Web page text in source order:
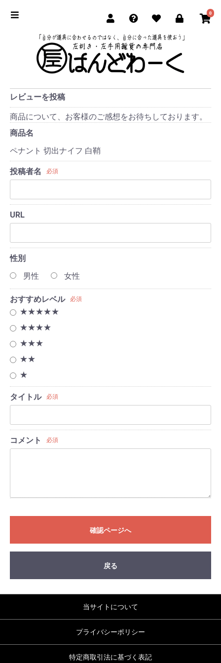
0
レビューを投稿
商品について、お客様のご感想をお待ちしております。
商品名
ペナント 切出ナイフ 白鞘
投稿者名 必須
URL
性別
男性
女性
おすすめレベル 必須
★★★★★
★★★★
★★★
★★
★
タイトル 必須
コメント 必須
確認ページへ
戻る
当サイトについて
プライバシーポリシー
特定商取引法に基づく表記